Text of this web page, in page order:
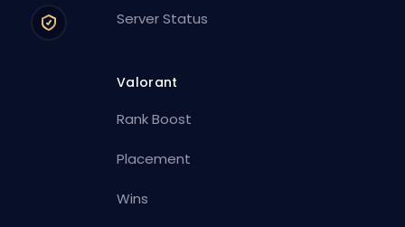
Server Status
Valorant
Rank Boost
Placement
Wins